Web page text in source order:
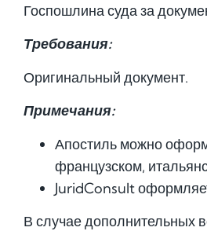
Госпошлина суда за
Требования:
Оригинальный документ.
Примечания:
Апостиль можно
французском,
JuridConsult
В случае дополнительных